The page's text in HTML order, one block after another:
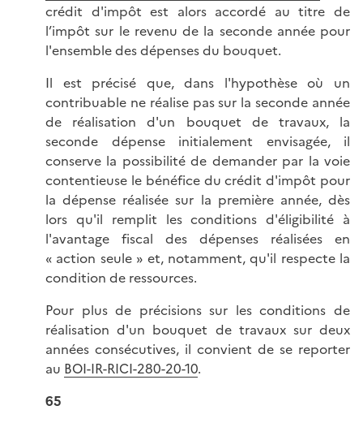
crédit d'impôt est alors accordé au titre de
l’impôt sur le revenu de la seconde année pour
l'ensemble des dépenses du bouquet.
Il est précisé que, dans l'hypothèse où un
contribuable ne réalise pas sur la seconde année
de réalisation d'un bouquet de travaux, la
seconde dépense initialement envisagée, il
conserve la possibilité de demander par la voie
contentieuse le bénéfice du crédit d'impôt pour
la dépense réalisée sur la première année, dès
lors qu'il remplit les conditions d'éligibilité à
l'avantage fiscal des dépenses réalisées en
« action seule » et, notamment, qu'il respecte la
condition de ressources.
Pour plus de précisions sur les conditions de
réalisation d'un bouquet de travaux sur deux
années consécutives, il convient de se reporter
au BOI-IR-RICI-280-20-10.
65